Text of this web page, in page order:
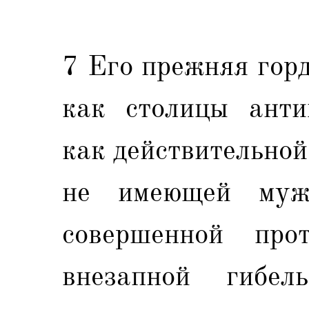
7 Его прежняя
как столицы
как
не имеющей
совершенной
внезапной